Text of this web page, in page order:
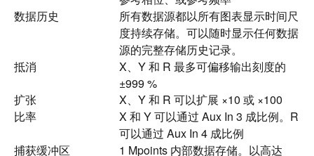
数据历史
所有数据源都以所有图表显示时间尺
度持续存储。 可以随时显示任何数据
源的完整存储历史记录。
抵消
X、Y 和 R 最多可偏移输出刻度的
±999 %
扩张
X、Y 和 R 可以扩展 ×10 或 ×100
比率
X 和 Y 可以通过 Aux In 3 成比例。R
可以通过 Aux In 4 成比例
捕获缓冲区
1 Mpoints 内部数据存储。 以高达